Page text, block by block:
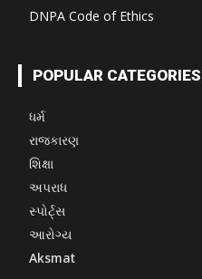
DNPA Code of Ethics
POPULAR CATEGORIES
ધર્મ
રાજકારણ
શિક્ષા
અપરાધ
સ્પોર્ટ્સ
આરોગ્ય
Aksmat